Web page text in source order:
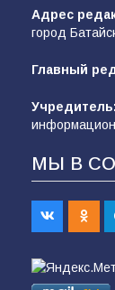
Адрес
город
Главный
Учредитель:
МЫ В